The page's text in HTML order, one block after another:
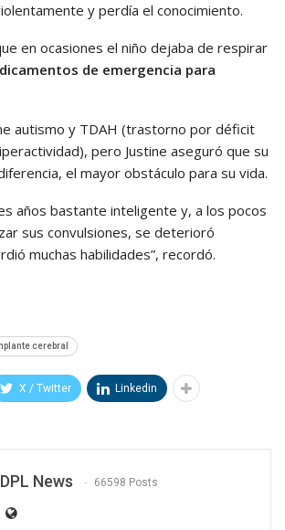
y perdía el conocimiento.
en ocasiones el niño dejaba de respirar
de emergencia para
autismo y TDAH (trastorno por déficit
pero Justine aseguró que su
el mayor obstáculo para su vida.
años bastante inteligente y, a los pocos
sus convulsiones, se deterioró
muchas habilidades”, recordó.
cerebral
X / Twitter Linkedin
DPL News 66598 Posts